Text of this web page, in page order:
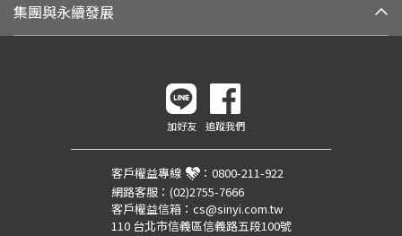
集團與永續發展
加好友 追蹤我們
客戶權益專線 ： 0800-211-922
網路客服： (02)2755-7666
客戶權益信箱： cs@sinyi.com.tw
110 台北市信義區信義路五段100號